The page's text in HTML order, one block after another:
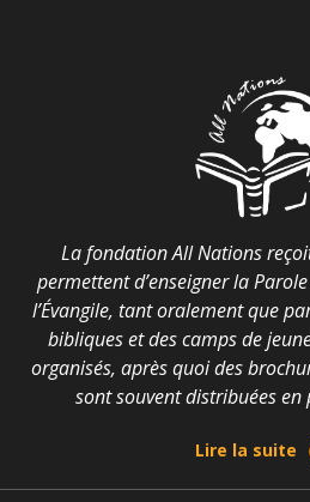
La fondation All Nations
permettent d’enseigner la
l’Évangile, tant oralement que
bibliques et des camps de
organisés, après quoi des
sont souvent distribuées en
Lire la suite